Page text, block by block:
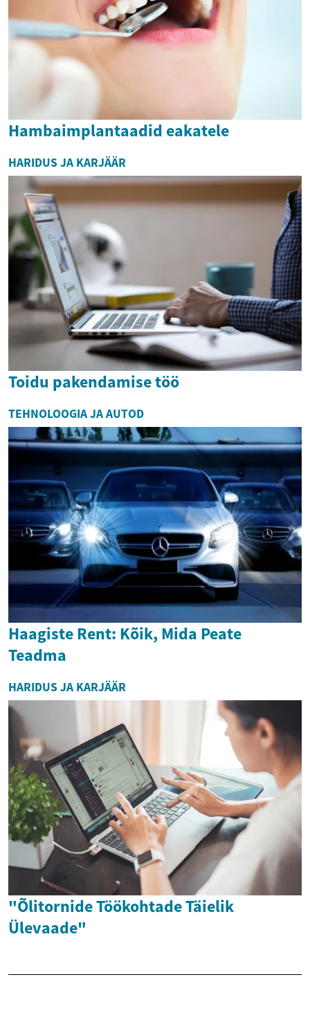
Hambaimplantaadid eakatele
HARIDUS JA KARJÄÄR
Toidu pakendamise töö
TEHNOLOOGIA JA AUTOD
Haagiste Rent: Kõik, Mida Peate
Teadma
HARIDUS JA KARJÄÄR
"Õlitornide Töökohtade Täielik
Ülevaade"